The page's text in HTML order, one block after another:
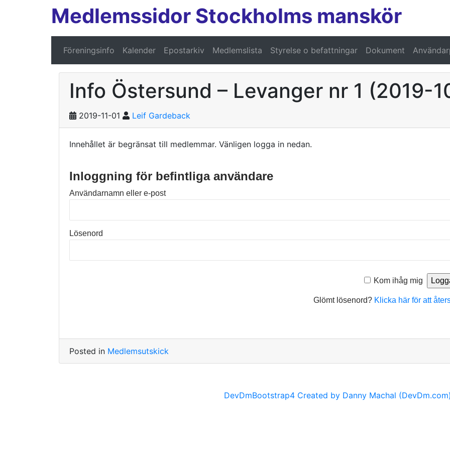
Medlemssidor Stockholms manskör
Föreningsinfo Kalender Epostarkiv Medlemslista Styrelse o befattningar Dokument
Info Östersund – Levanger nr 1 (2019-
2019-11-01 Leif Gardeback
Innehållet är begränsat till medlemmar. Vänligen logga in nedan.
Inloggning för befintliga användare
Användarnamn eller e-post
Lösenord
Kom ihåg mig
Glömt lösenord? Klicka här för att
Posted in Medlemsutskick
DevDmBootstrap4 Created by Danny Machal (DevDm.com)